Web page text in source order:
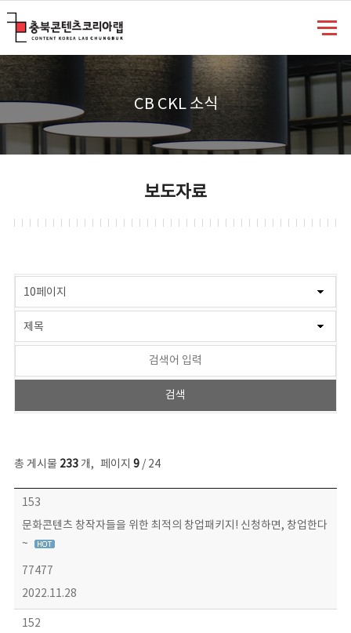
CB CKL 소식
보도자료
총 게시물 233개, 페이지 9/ 24
보도자료 목록 - 번호, 제목, 작성자, 파일, 조회수, 작성일 정보 제공
153
문화콘텐츠 창작자들을 위한 최적의 창업패키지! 신청하면, 창업한다
~
77477
2022.11.28
152